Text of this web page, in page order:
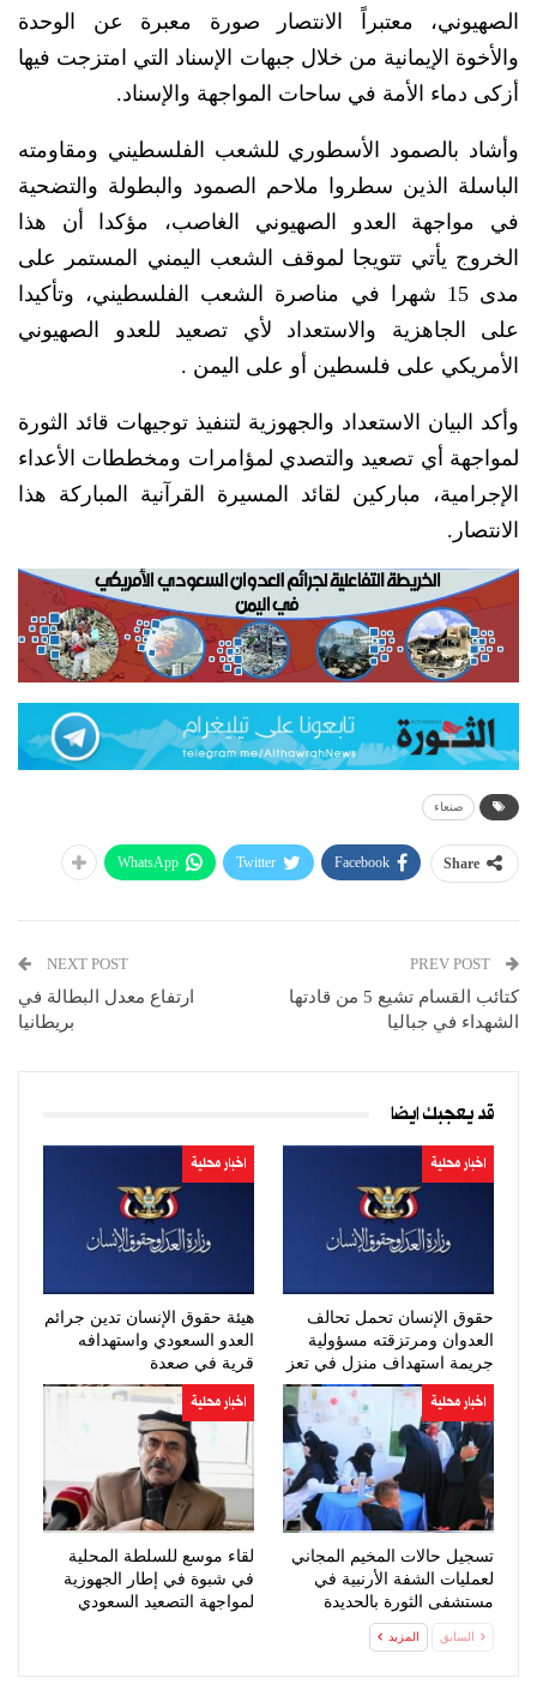
الصهيوني، معتبراً الانتصار صورة معبرة عن الوحدة
والأخوة الإيمانية من خلال جبهات الإسناد التي امتزجت فيها
أزكى دماء الأمة في ساحات المواجهة والإسناد.
وأشاد بالصمود الأسطوري للشعب الفلسطيني ومقاومته
الباسلة الذين سطروا ملاحم الصمود والبطولة والتضحية
في مواجهة العدو الصهيوني الغاصب، مؤكدا أن هذا
الخروج يأتي تتويجا لموقف الشعب اليمني المستمر على
مدى 15 شهرا في مناصرة الشعب الفلسطيني، وتأكيدا
على الجاهزية والاستعداد لأي تصعيد للعدو الصهيوني
الأمريكي على فلسطين أو على اليمن .
وأكد البيان الاستعداد والجهوزية لتنفيذ توجيهات قائد الثورة
لمواجهة أي تصعيد والتصدي لمؤامرات ومخططات الأعداء
الإجرامية، مباركين لقائد المسيرة القرآنية المباركة هذا
الانتصار.
صنعاء
Share
Facebook
Twitter
WhatsApp
كتائب القسام تشيع 5 من قادتها
الشهداء في جباليا
NEXT POST
ارتفاع معدل البطالة في
بريطانيا
قد يعجبك ايضا
اخبار محلية
حقوق الإنسان تحمل تحالف
العدوان ومرتزقته مسؤولية
جريمة استهداف منزل في تعز
اخبار محلية
هيئة حقوق الإنسان تدين جرائم
العدو السعودي واستهدافه
قرية في صعدة
اخبار محلية
تسجيل حالات المخيم المجاني
لعمليات الشفة الأرنبية في
مستشفى الثورة بالحديدة
اخبار محلية
لقاء موسع للسلطة المحلية
في شبوة في إطار الجهوزية
لمواجهة التصعيد السعودي
السابق المزيد